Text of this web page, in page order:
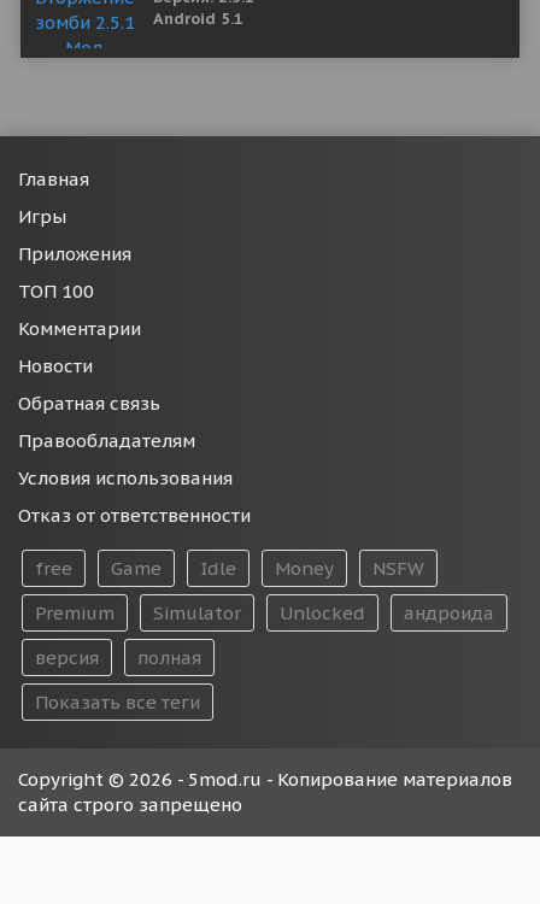
Android 5.1
Главная
Игры
Приложения
ТОП 100
Комментарии
Новости
Обратная связь
Правообладателям
Условия использования
Отказ от ответственности
free Game Idle Money
NSFW
Premium
Simulator Unlocked
андроида
версия
полная
Показать все теги
Copyright © 2026 - 5mod.ru - Копирование материалов
сайта строго запрещено